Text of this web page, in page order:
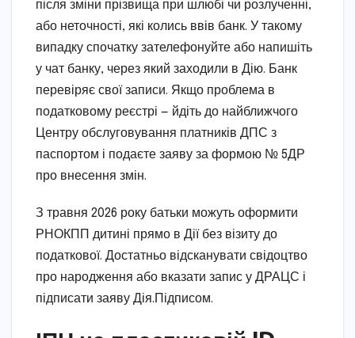
після зміни прізвища при шлюбі чи розлученні,
або неточності, які колись ввів банк. У такому
випадку спочатку зателефонуйте або напишіть
у чат банку, через який заходили в Дію. Банк
перевіряє свої записи. Якщо проблема в
податковому реєстрі — йдіть до найближчого
Центру обслуговування платників ДПС з
паспортом і подаєте заяву за формою № 5ДР
про внесення змін.
З травня 2026 року батьки можуть оформити
РНОКПП дитині прямо в Дії без візиту до
податкової. Достатньо відсканувати свідоцтво
про народження або вказати запис у ДРАЦС і
підписати заяву Дія.Підписом.